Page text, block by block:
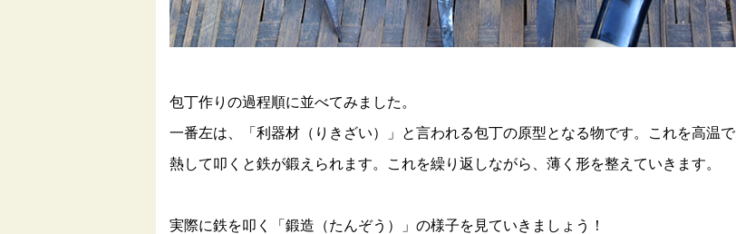
包丁作りの過程順に並べてみました。
一番左は、「利器材（りきざい）」と言われる包丁の原型となる物です。これを高温で
熱して叩くと鉄が鍛えられます。これを繰り返しながら、薄く形を整えていきます。
実際に鉄を叩く「鍛造（たんぞう）」の様子を見ていきましょう！